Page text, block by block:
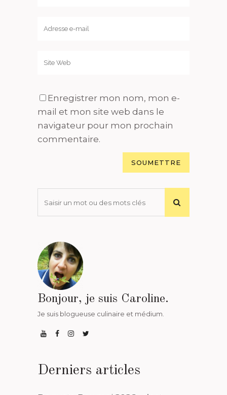
Enregistrer mon nom, mon e-
mail et mon site web dans le
navigateur pour mon prochain
commentaire.
Bonjour, je suis Caroline.
Je suis blogueuse culinaire et médium.
Derniers articles